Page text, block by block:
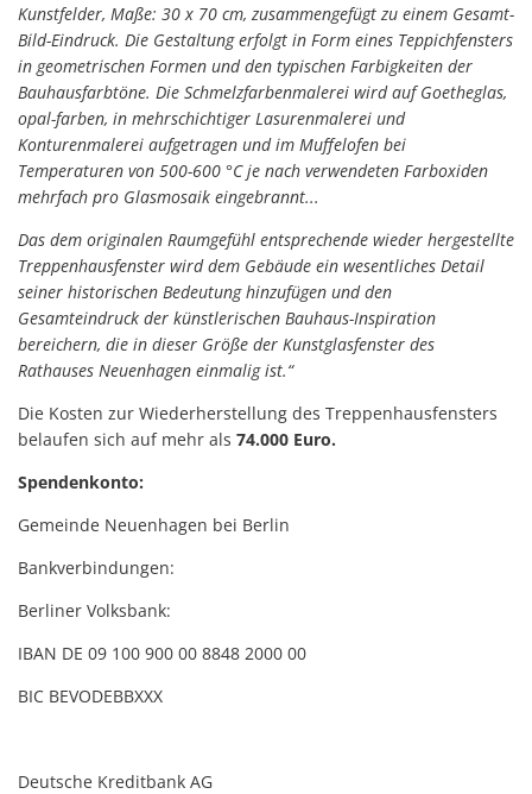
Kunstfelder, Maße: 30 x 70 cm, zusammengefügt zu einem Gesamt-
Bild-Eindruck. Die Gestaltung erfolgt in Form eines Teppichfensters
in geometrischen Formen und den typischen Farbigkeiten der
Bauhausfarbtöne. Die Schmelzfarbenmalerei wird auf Goetheglas,
opal-farben, in mehrschichtiger Lasurenmalerei und
Konturenmalerei aufgetragen und im Muffelofen bei
Temperaturen von 500-600 °C je nach verwendeten Farboxiden
mehrfach pro Glasmosaik eingebrannt...
Das dem originalen Raumgefühl entsprechende wieder hergestellte
Treppenhausfenster wird dem Gebäude ein wesentliches Detail
seiner historischen Bedeutung hinzufügen und den
Gesamteindruck der künstlerischen Bauhaus-Inspiration
bereichern, die in dieser Größe der Kunstglasfenster des
Rathauses Neuenhagen einmalig ist.“
Die Kosten zur Wiederherstellung des Treppenhausfensters
belaufen sich auf mehr als 74.000 Euro.
Spendenkonto:
Gemeinde Neuenhagen bei Berlin
Bankverbindungen:
Berliner Volksbank:
IBAN DE 09 100 900 00 8848 2000 00
BIC BEVODEBBXXX
Deutsche Kreditbank AG